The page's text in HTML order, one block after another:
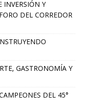
INVERSIÓN Y
DEL CORREDOR
GASTRONOMÍA Y
DEL 45°